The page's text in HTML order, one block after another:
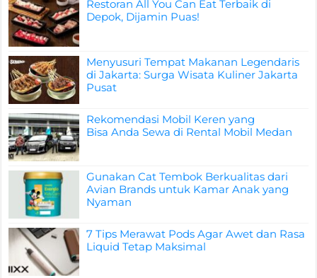
Restoran All You Can Eat Terbaik di
Depok, Dijamin Puas!
Menyusuri Tempat Makanan Legendaris
di Jakarta: Surga Wisata Kuliner Jakarta
Pusat
Rekomendasi Mobil Keren yang
Bisa Anda Sewa di Rental Mobil Medan
Gunakan Cat Tembok Berkualitas dari
Avian Brands untuk Kamar Anak yang
Nyaman
7 Tips Merawat Pods Agar Awet dan Rasa
Liquid Tetap Maksimal